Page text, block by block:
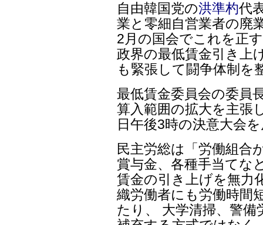
自由韓国党の洪準杓代
業と零細自営業者の廃
2月の国会でこれを正
政界の最低賃金引き上
も緊張して闘争体制を
最低賃金委員会の委員
算入範囲の拡大を主張
日午後3時の決意大会
民主労総は「労働組合
賞与金、各種手当てな
賃金の引き上げを無力
織労働者にも労働時間
たり、 大学清掃、警